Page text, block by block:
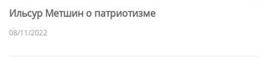
Ильсур Метшин о патриотизме
08/11/2022